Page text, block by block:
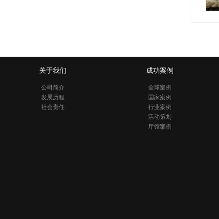
关于我们
公司简介
发展历程
社会责任
成功案例
全球案例
国家案例
行业案例
活动策划
厅馆案例